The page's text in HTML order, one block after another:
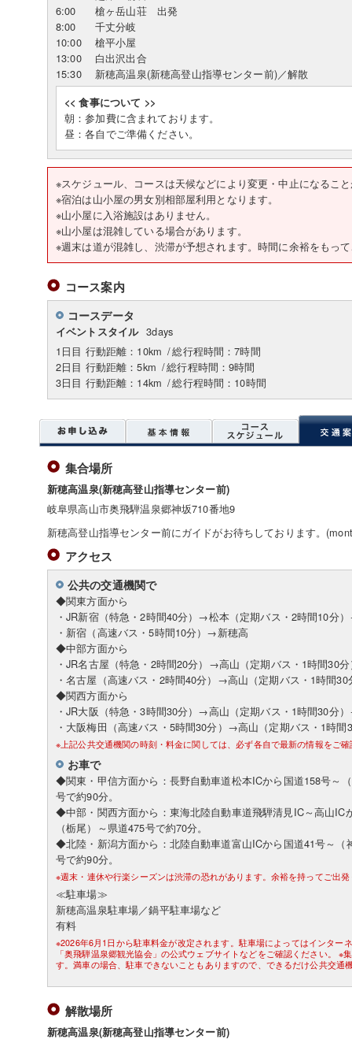
6:00
槍ヶ岳山荘 出発
8:00
千丈分岐
10:00
槍平小屋
13:00
白出沢出合
15:30
新穂高温泉(新穂高登山指導センター前)／解散
<< 食事について >>
朝：参加費に含まれております。
昼：各自でご準備ください。
※スケジュール、コースは天候などにより変更・中止になるこ
※宿泊は山小屋の男女別相部屋利用となります。
※山小屋に入浴施設はありません。
※山小屋は混雑している場合があります。
※週末は道が混雑し、渋滞が予想されます。時間に余裕をもっ
コース案内
コースデータ
イベントスタイル 3days
1日目 行動距離：10km /総行程時間：7時間
2日目 行動距離：5km /総行程時間：9時間
3日目 行動距離：14km /総行程時間：10時間
集合場所
新穂高温泉(新穂高登山指導センター前)
岐阜県高山市奥飛騨温泉郷神坂710番地9
新穂高登山指導センター前にガイドがお待ちしております。
アクセス
公共の交通機関で
◆関東方面から
・JR新宿（特急・2時間40分）→松本（定期バス・2時間10分
・新宿（高速バス・5時間10分）→新穂高
◆中部方面から
・JR名古屋（特急・2時間20分）→高山（定期バス・1時間30
・名古屋（高速バス・2時間40分）→高山（定期バス・1時間
◆関西方面から
・JR大阪（特急・3時間30分）→高山（定期バス・1時間30分
・大阪梅田（高速バス・5時間30分）→高山（定期バス・1時
※上記公共交通機関の時刻・料金に関しては、必ず各自で最新の情報をご
お車で
◆関東・甲信方面から：長野自動車道松本ICから国道158号～
号で約90分。
◆中部・関西方面から：東海北陸自動車道飛騨清見IC～高山IC
（栃尾）～県道475号で約70分。
◆北陸・新潟方面から：北陸自動車道富山ICから国道41号～（
号で約90分。
※週末・連休や行楽シーズンは渋滞の恐れがあります。余裕を持ってご出
≪駐車場≫
新穂高温泉駐車場／鍋平駐車場など
有料
※2026年6月1日から駐車料金が改定されます。駐車場によってはインター
「奥飛騨温泉郷観光協会」の公式ウェブサイトなどをご確認ください。 ※
す。満車の場合、駐車できないこともありますので、できるだけ公共交通
解散場所
新穂高温泉(新穂高登山指導センター前)